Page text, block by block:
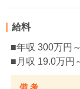
給料
■年収 300万円
■月収 19.0万円
備 考